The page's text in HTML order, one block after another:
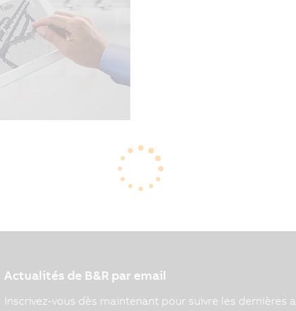
S'INSCRIRE MAINTENANT